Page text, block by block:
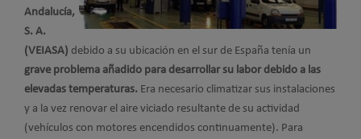
Andalucía,
S. A.
(VEIASA) debido a su ubicación en el sur de España tenía un
grave problema añadido para desarrollar su labor debido a las
elevadas temperaturas. Era necesario climatizar sus instalaciones
y a la vez renovar el aire viciado resultante de su actividad
(vehículos con motores encendidos continuamente). Para